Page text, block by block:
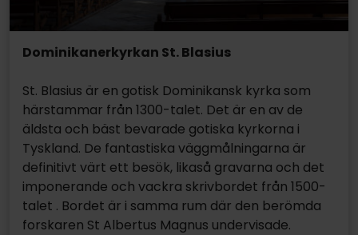
Dominikanerkyrkan St. Blasius
St. Blasius är en gotisk Dominikansk kyrka som
härstammar från 1300-talet. Det är en av de
äldsta och bäst bevarade gotiska kyrkorna i
Tyskland. De fantastiska väggmålningarna är
definitivt värt ett besök, likaså gravarna och det
imponerande och vackra skrivbordet från 1500-
talet . Bordet är i samma rum där den berömda
forskaren St Albertus Magnus undervisade.